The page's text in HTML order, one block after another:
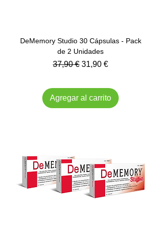
DeMemory Studio 30 Cápsulas - Pack
de 2 Unidades
Precio
37,90 € Precio de oferta
31,90 €
Agregar al carrito